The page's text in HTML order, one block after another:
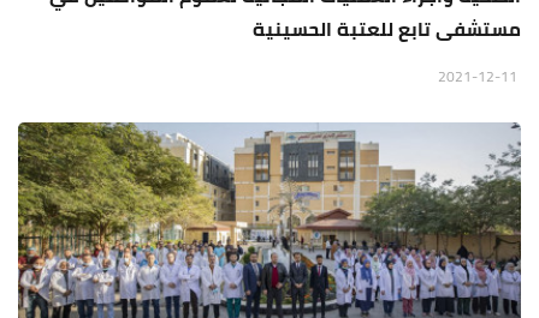
مستشفى تابع للعتبة الحسينية